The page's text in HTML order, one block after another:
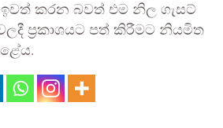
කරන බවත් එම නිල ගැසට්
ප්‍රකාශයට පත් කිරීමට නියමිත